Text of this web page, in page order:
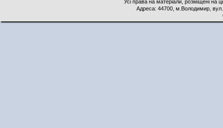
Усі права на матеріали, розміщені на
Адреса: 44700, м.Володимир,